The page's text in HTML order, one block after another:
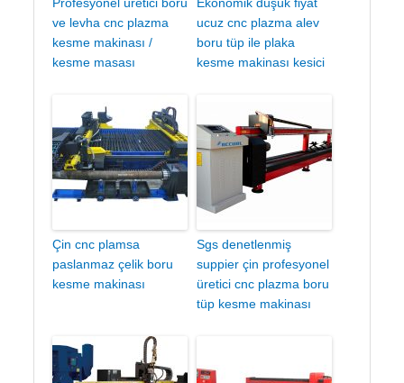
ve levha cnc plazma
kesme makinası /
kesme masası
ucuz cnc plazma alev
boru tüp ile plaka
kesme makinası kesici
Çin cnc plamsa
paslanmaz çelik boru
kesme makinası
Sgs denetlenmiş
suppier çin profesyonel
üretici cnc plazma boru
tüp kesme makinası